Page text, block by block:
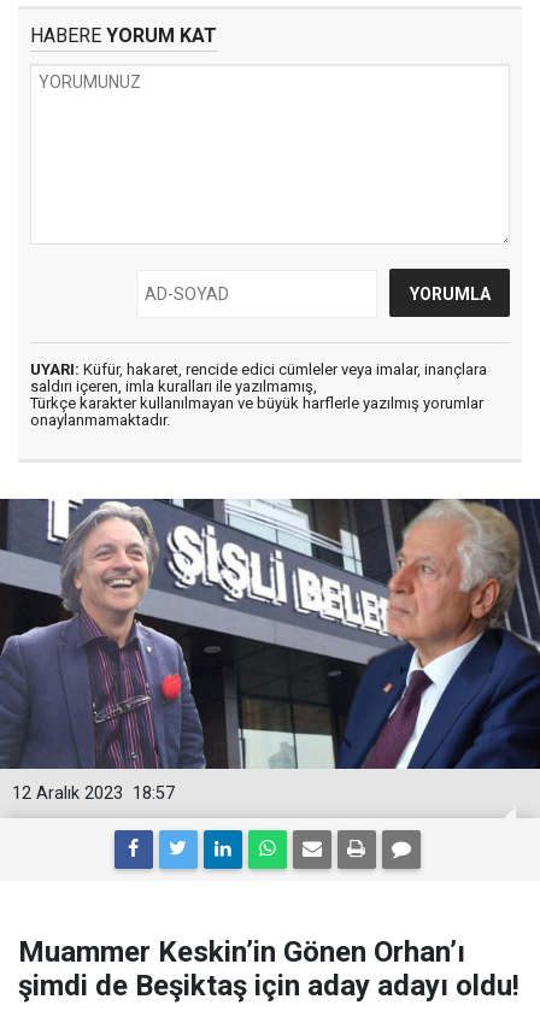
HABERE YORUM KAT
UYARI: Küfür, hakaret, rencide edici cümleler veya imalar, inançlara
saldırı içeren, imla kuralları ile yazılmamış,
Türkçe karakter kullanılmayan ve büyük harflerle yazılmış yorumlar
onaylanmamaktadır.
18:57
12 Aralık 2023
Muammer Keskin’in Gönen Orhan’ı
şimdi de Beşiktaş için aday adayı oldu!